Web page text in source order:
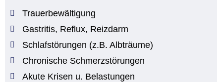
Trauerbewältigung
Gastritis, Reflux, Reizdarm
Schlafstörungen (z.B. Albträume)
Chronische Schmerzstörungen
Akute Krisen u. Belastungen